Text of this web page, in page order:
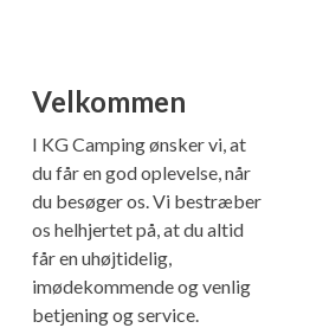
Velkommen
I KG Camping ønsker vi, at
du får en god oplevelse, når
du besøger os. Vi bestræber
os helhjertet på, at du altid
får en uhøjtidelig,
imødekommende og venlig
betjening og service.